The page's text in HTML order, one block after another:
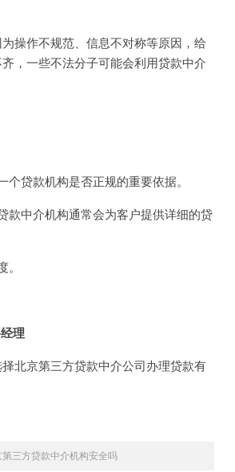
操作不规范、信息不对称等原因，给
，一些不法分子可能会利用贷款中介
贷款机构是否正规的重要依据。
款中介机构通常会为客户提供详细的贷
。
理
北京第三方贷款中介公司办理贷款有
第三方贷款中介机构安全吗